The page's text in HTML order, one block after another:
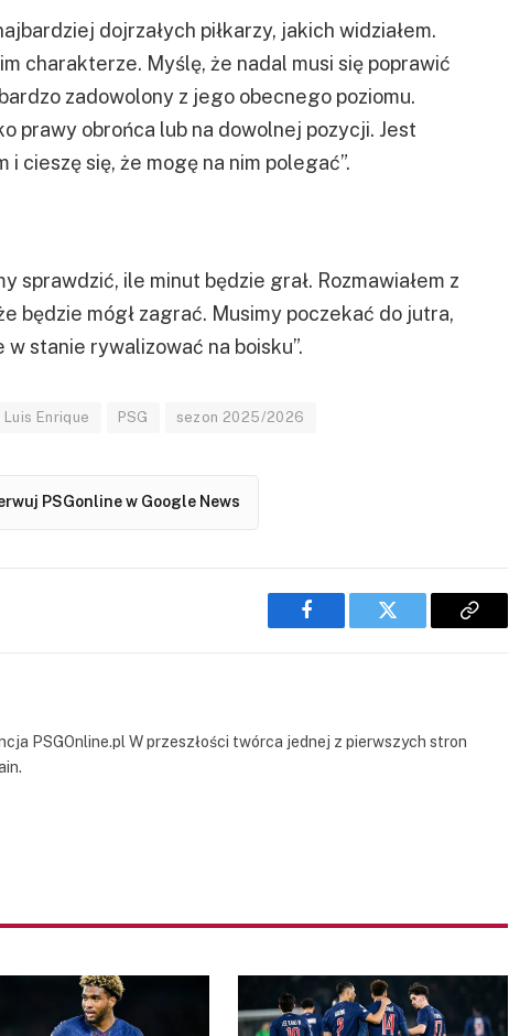
dojrzałych piłkarzy, jakich widziałem.
charakterze. Myślę, że nadal musi się poprawić
zadowolony z jego obecnego poziomu.
prawy obrońca lub na dowolnej pozycji. Jest
cieszę się, że mogę na nim polegać”.
sprawdzić, ile minut będzie grał. Rozmawiałem z
będzie mógł zagrać. Musimy poczekać do jutra,
stanie rywalizować na boisku”.
Luis Enrique PSG sezon 2025/2026
PSGonline w Google News
Facebook Twitter
Copy
PSGOnline.pl W przeszłości twórca jednej z pierwszych stron